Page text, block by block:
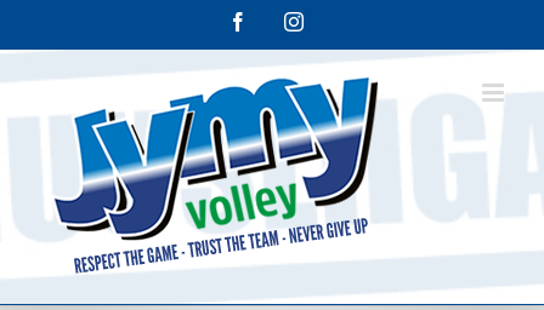
FacebookInstagram